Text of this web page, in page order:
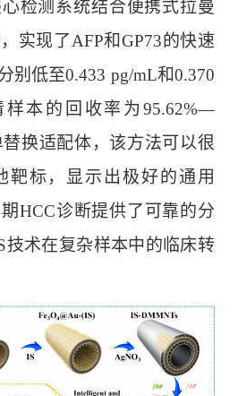
检测系统结合便携式拉曼
实现了AFP和GP73的快速
别低至0.433 pg/mL和0.370
样本的回收率为95.62%—
换适配体，该方法可以很
靶标，显示出极好的通用
HCC诊断提供了可靠的分
技术在复杂样本中的临床转